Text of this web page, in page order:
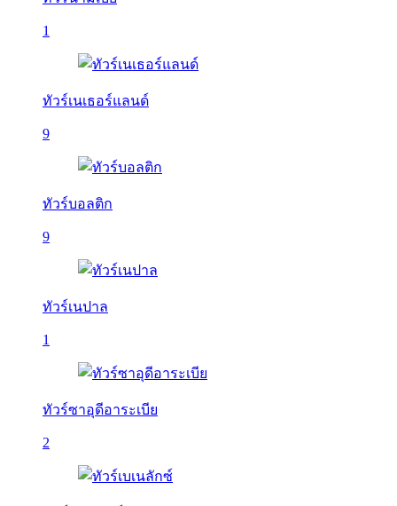
1
ทัวร์เนเธอร์แลนด์
9
ทัวร์บอลติก
9
ทัวร์เนปาล
1
ทัวร์ซาอุดีอาระเบีย
2